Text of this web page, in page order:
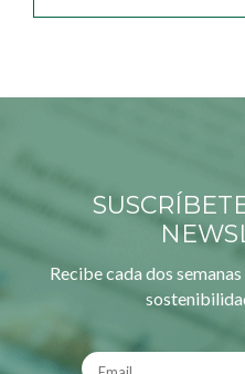
Recibe cada dos